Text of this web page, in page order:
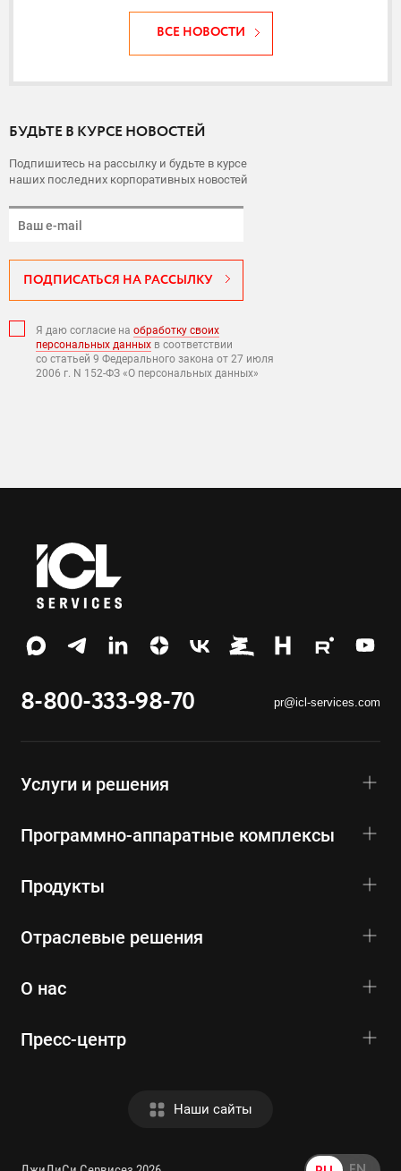
ВСЕ НОВОСТИ
БУДЬТЕ В КУРСЕ НОВОСТЕЙ
Подпишитесь на рассылку и будьте в курсе
наших последних корпоративных новостей
ПОДПИСАТЬСЯ НА РАССЫЛКУ
Я даю согласие на обработку своих
персональных данных в соответствии
со статьей 9 Федерального закона от 27 июля
2006 г. N 152-ФЗ «О персональных данных»
8-800-333-98-70 pr@icl-services.com
Услуги и решения
Программно-аппаратные комплексы
Продукты
Отраслевые решения
О нас
Пресс-центр
Наши сайты